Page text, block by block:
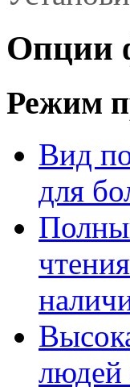
Вид
для
людей
Размер